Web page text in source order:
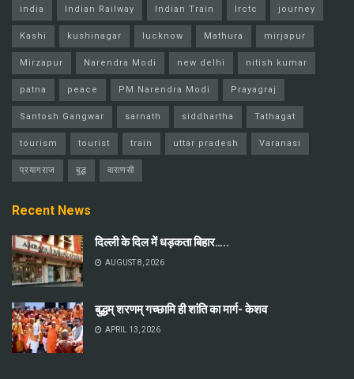
india Indian Railway Indian Train Irctc journey
Kashi kushinagar lucknow Mathura mirjapur
Mirzapur Narendra Modi new delhi nitish kumar
patna peace PM Narendra Modi Prayagraj
Santosh Gangwar sarnath siddhartha Tathagat
tourism tourist train uttar pradesh Varanasi
प्रयागराज बुद्ध वाराणसी
Recent News
दिल्ली के दिल में धड़कता बिहार…..
AUGUST 8, 2026
बुद्धम् शरणम् गच्छामि ही शांति का मार्ग- केशव
APRIL 13, 2026